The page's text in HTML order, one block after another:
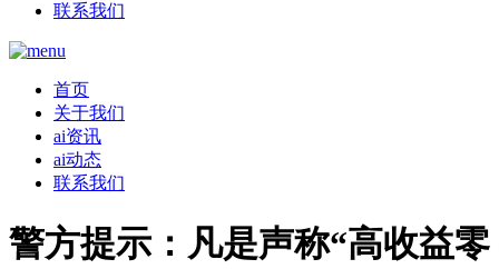
联系我们
首页
关于我们
ai资讯
ai动态
联系我们
警方提示：凡是声称“高收益零